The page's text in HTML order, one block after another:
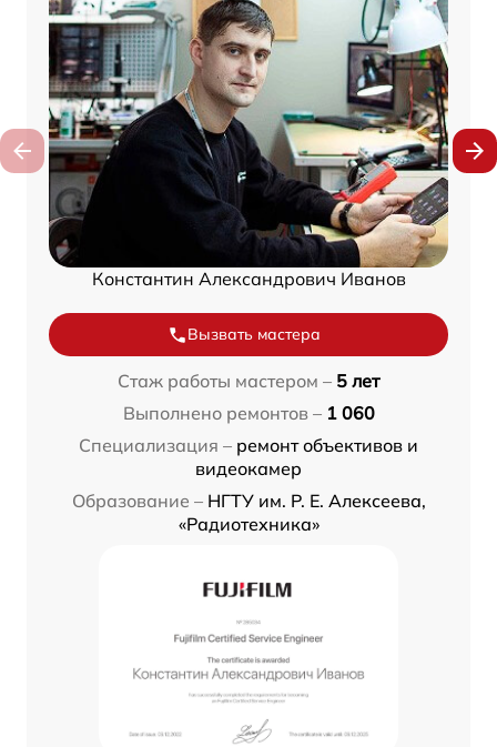
Константин Александрович Иванов
Вызвать мастера
Стаж работы мастером – 5 лет
Выполнено ремонтов – 1 060
Специализация – ремонт объективов и
видеокамер
Образование – НГТУ им. Р. Е. Алексеева,
«Радиотехника»